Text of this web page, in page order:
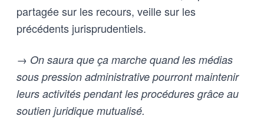
partagée sur les recours, veille sur les
précédents jurisprudentiels.
→ On saura que ça marche quand les médias
sous pression administrative pourront maintenir
leurs activités pendant les procédures grâce au
soutien juridique mutualisé.